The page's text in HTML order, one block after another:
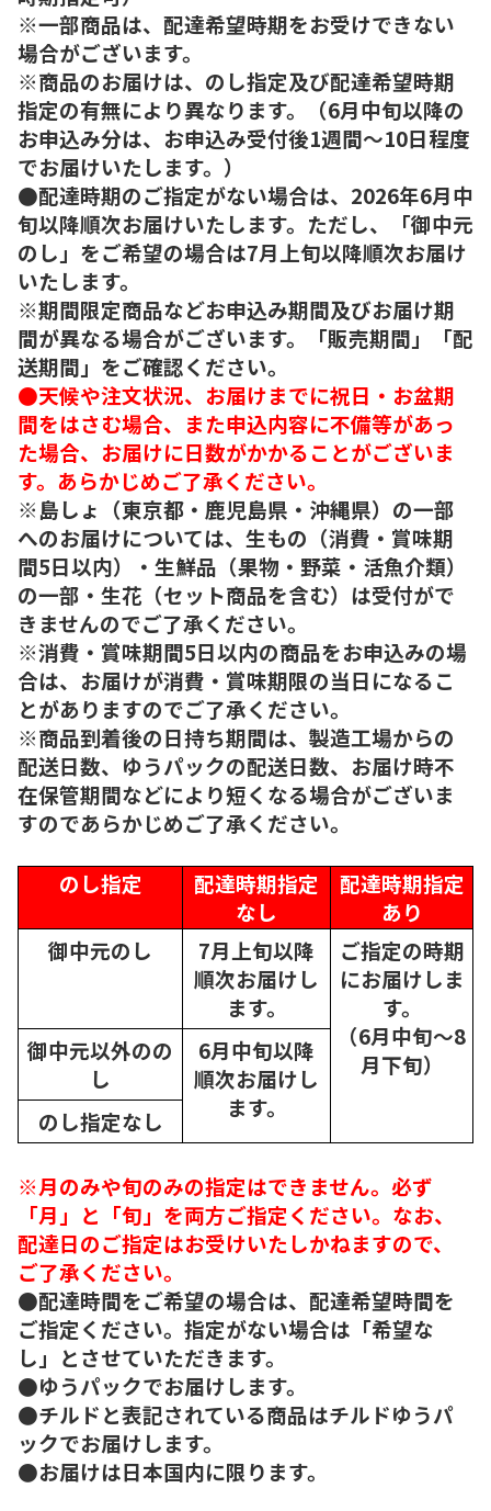
※一部商品は、配達希望時期をお受けできない
場合がございます。
※商品のお届けは、のし指定及び配達希望時期
指定の有無により異なります。（6月中旬以降の
お申込み分は、お申込み受付後1週間～10日程度
でお届けいたします。）
●配達時期のご指定がない場合は、2026年6月中
旬以降順次お届けいたします。ただし、「御中元
のし」をご希望の場合は7月上旬以降順次お届け
いたします。
※期間限定商品などお申込み期間及びお届け期
間が異なる場合がございます。「販売期間」「配
送期間」をご確認ください。
●天候や注文状況、お届けまでに祝日・お盆期
間をはさむ場合、また申込内容に不備等があっ
た場合、お届けに日数がかかることがございま
す。あらかじめご了承ください。
※島しょ（東京都・鹿児島県・沖縄県）の一部
へのお届けについては、生もの（消費・賞味期
間5日以内）・生鮮品（果物・野菜・活魚介類）
の一部・生花（セット商品を含む）は受付がで
きませんのでご了承ください。
※消費・賞味期間5日以内の商品をお申込みの場
合は、お届けが消費・賞味期限の当日になるこ
とがありますのでご了承ください。
※商品到着後の日持ち期間は、製造工場からの
配送日数、ゆうパックの配送日数、お届け時不
在保管期間などにより短くなる場合がございま
すのであらかじめご了承ください。
のし指定
配達時期指定
なし
配達時期指定
あり
御中元のし
7月上旬以降
順次お届けし
ます。
ご指定の時期
にお届けしま
す。
（6月中旬～8
月下旬）
御中元以外のの
し
6月中旬以降
順次お届けし
ます。
のし指定なし
※月のみや旬のみの指定はできません。必ず
「月」と「旬」を両方ご指定ください。なお、
配達日のご指定はお受けいたしかねますので、
ご了承ください。
●配達時間をご希望の場合は、配達希望時間を
ご指定ください。指定がない場合は「希望な
し」とさせていただきます。
●ゆうパックでお届けします。
●チルドと表記されている商品はチルドゆうパ
ックでお届けします。
●お届けは日本国内に限ります。